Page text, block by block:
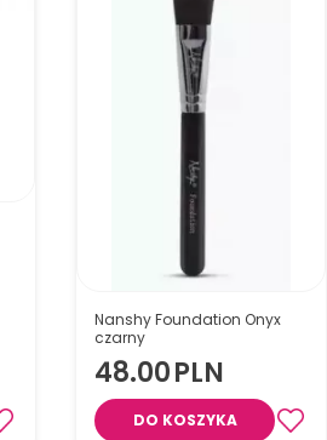
Nanshy Foundation Onyx
czarny
48.00PLN
DO KOSZYKA